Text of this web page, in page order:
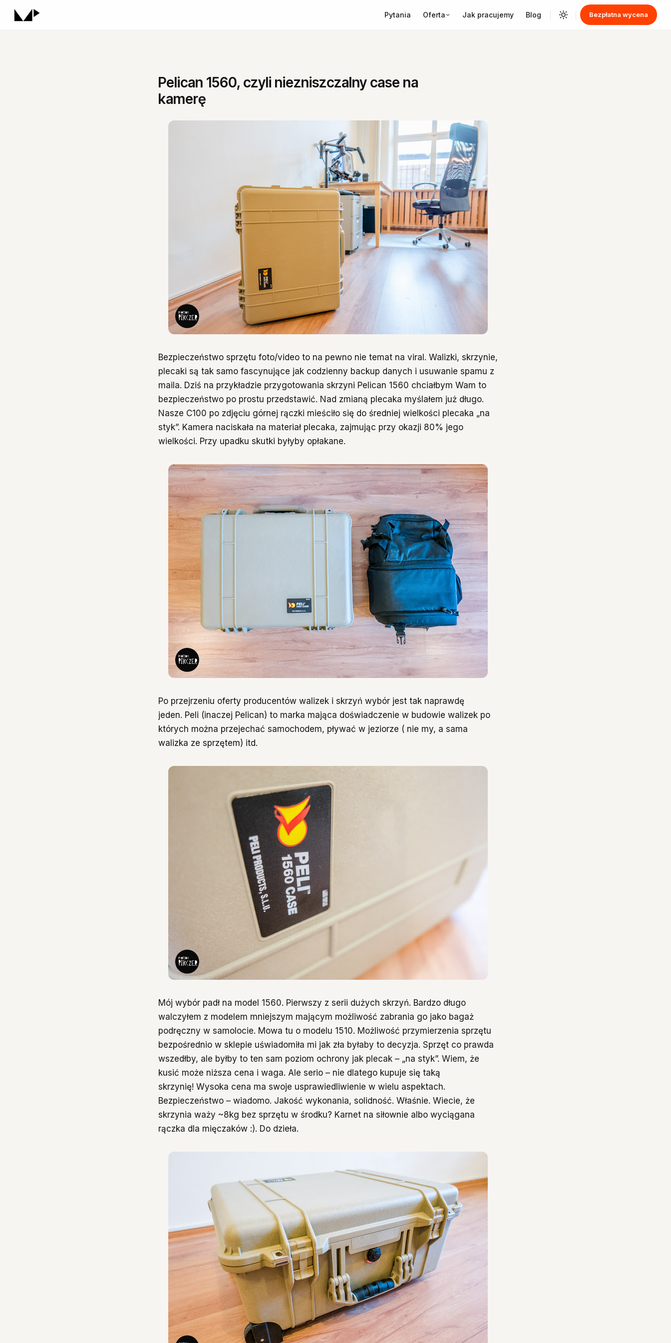
Pelican 1560, czyli niezniszczalny case na
kamerę
Bezpieczeństwo sprzętu foto/video to na pewno nie temat na viral. Walizki, skrzynie,
plecaki są tak samo fascynujące jak codzienny backup danych i usuwanie spamu z
maila. Dziś na przykładzie przygotowania skrzyni Pelican 1560 chciałbym Wam to
bezpieczeństwo po prostu przedstawić. Nad zmianą plecaka myślałem już długo.
Nasze C100 po zdjęciu górnej rączki mieściło się do średniej wielkości plecaka „na
styk”. Kamera naciskała na materiał plecaka, zajmując przy okazji 80% jego
wielkości. Przy upadku skutki byłyby opłakane.
Po przejrzeniu oferty producentów walizek i skrzyń wybór jest tak naprawdę
jeden. Peli (inaczej Pelican) to marka mająca doświadczenie w budowie walizek po
których można przejechać samochodem, pływać w jeziorze ( nie my, a sama
walizka ze sprzętem) itd.
Mój wybór padł na model 1560. Pierwszy z serii dużych skrzyń. Bardzo długo
walczyłem z modelem mniejszym mającym możliwość zabrania go jako bagaż
podręczny w samolocie. Mowa tu o modelu 1510. Możliwość przymierzenia sprzętu
bezpośrednio w sklepie uświadomiła mi jak zła byłaby to decyzja. Sprzęt co prawda
wszedłby, ale byłby to ten sam poziom ochrony jak plecak – „na styk”. Wiem, że
kusić może niższa cena i waga. Ale serio – nie dlatego kupuje się taką
skrzynię! Wysoka cena ma swoje usprawiedliwienie w wielu aspektach.
Bezpieczeństwo – wiadomo. Jakość wykonania, solidność. Właśnie. Wiecie, że
skrzynia waży ~8kg bez sprzętu w środku? Karnet na siłownie albo wyciągana
rączka dla mięczaków :). Do dzieła.
Pytania Oferta Jak pracujemy Blog Bezpłatna wycena